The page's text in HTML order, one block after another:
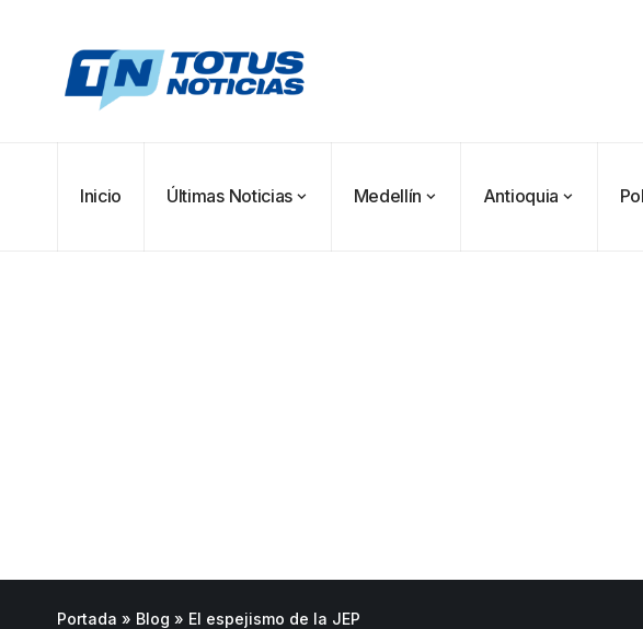
Inicio Últimas Noticias Medellín Antioquia
Portada » Blog » El espejismo de la JEP